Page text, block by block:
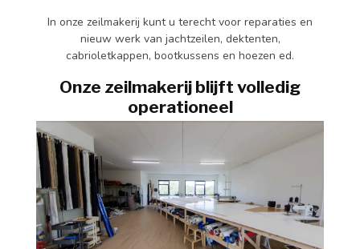
In onze zeilmakerij kunt u terecht voor reparaties en
nieuw werk van jachtzeilen, dektenten,
cabrioletkappen, bootkussens en hoezen ed.
Onze zeilmakerij blijft volledig
operationeel